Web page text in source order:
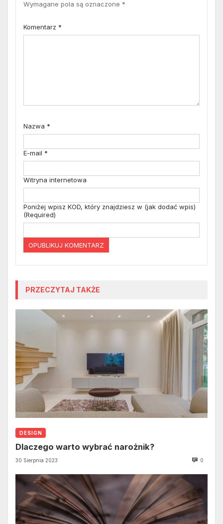
Wymagane pola są oznaczone *
Komentarz *
Nazwa *
E-mail *
Witryna internetowa
Poniżej wpisz KOD, który znajdziesz w (jak dodać wpis)
(Required)
PRZECZYTAJ TAKŻE
DESIGN
Dlaczego warto wybrać narożnik?
30 Sierpnia 2023 0